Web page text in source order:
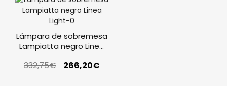
Lámpara de sobremesa
Lampiatta negro Linea
332,75€ 266,20€